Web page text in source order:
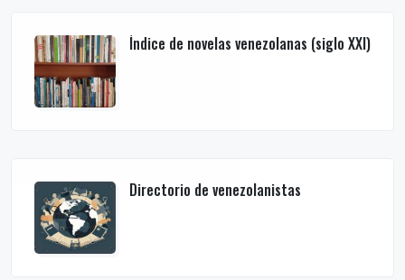
Índice de novelas venezolanas (siglo XXI)
Directorio de venezolanistas